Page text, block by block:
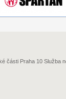
části Praha 10 Služba